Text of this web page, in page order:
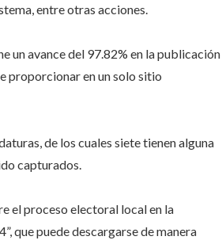
entre otras acciones.
un avance del 97.82% en la publicación
proporcionar en un solo sitio
de los cuales siete tienen alguna
capturados.
el proceso electoral local en la
que puede descargarse de manera